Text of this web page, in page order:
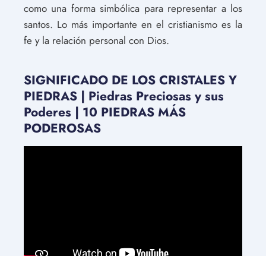
como una forma simbólica para representar a los
santos. Lo más importante en el cristianismo es la
fe y la relación personal con Dios.
SIGNIFICADO DE LOS CRISTALES Y
PIEDRAS | Piedras Preciosas y sus
Poderes | 10 PIEDRAS MÁS
PODEROSAS